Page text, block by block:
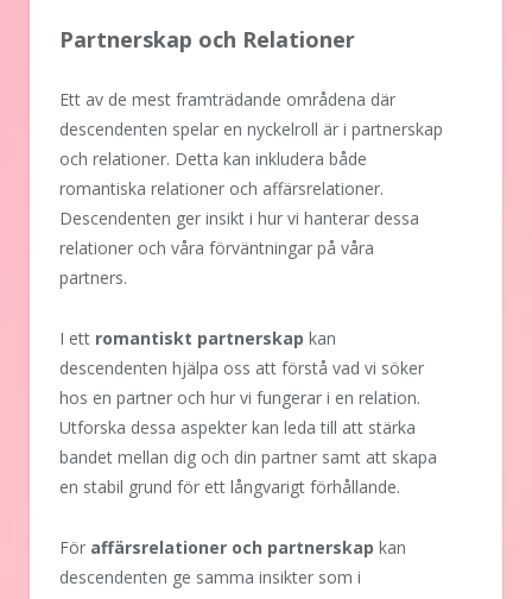
Partnerskap och Relationer
Ett av de mest framträdande områdena där
descendenten spelar en nyckelroll är i partnerskap
och relationer. Detta kan inkludera både
romantiska relationer och affärsrelationer.
Descendenten ger insikt i hur vi hanterar dessa
relationer och våra förväntningar på våra
partners.
I ett romantiskt partnerskap kan
descendenten hjälpa oss att förstå vad vi söker
hos en partner och hur vi fungerar i en relation.
Utforska dessa aspekter kan leda till att stärka
bandet mellan dig och din partner samt att skapa
en stabil grund för ett långvarigt förhållande.
För affärsrelationer och partnerskap kan
descendenten ge samma insikter som i